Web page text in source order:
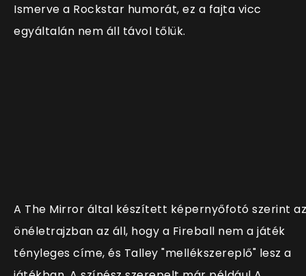
Ismerve a Rockstar humorát, ez a fajta vicc
egyáltalán nem áll távol tőlük.
A The Mirror által készített képernyőfotó szerint az
önéletrajzban az áll, hogy a Fireball nem a játék
tényleges címe, és Talley "mellékszereplő" lesz a